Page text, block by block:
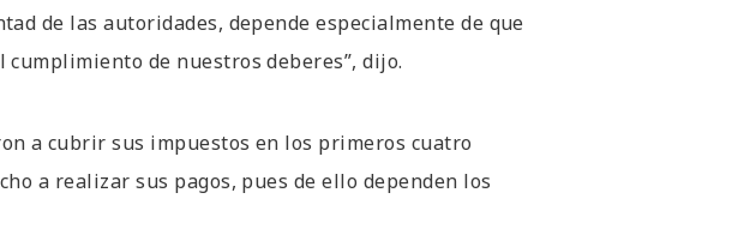
de las autoridades, depende especialmente de que
cumplimiento de nuestros deberes”, dijo.
a cubrir sus impuestos en los primeros cuatro
a realizar sus pagos, pues de ello dependen los